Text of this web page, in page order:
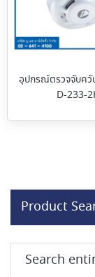
อุปกรณ์ตรวจจับค
D-233-
Product